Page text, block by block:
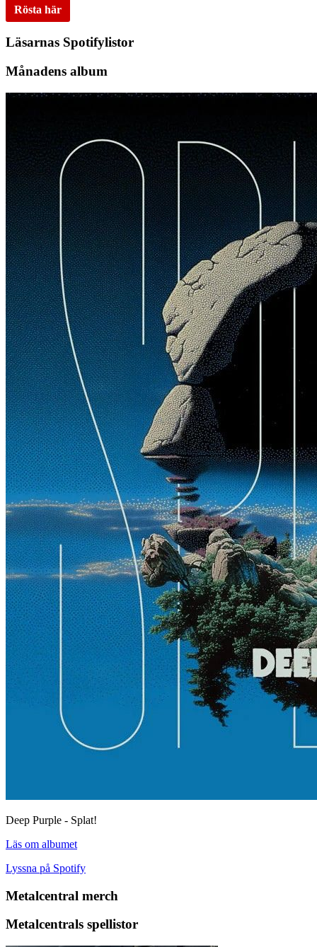
Rösta här
Läsarnas Spotifylistor
Månadens album
Deep Purple - Splat!
Läs om albumet
Lyssna på Spotify
Metalcentral merch
Metalcentrals spellistor